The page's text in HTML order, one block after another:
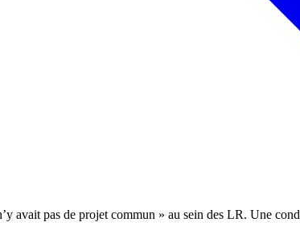
avait pas de projet commun » au sein des LR. Une